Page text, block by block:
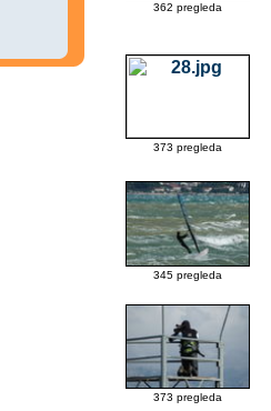
362 pregleda
373 pregleda
345 pregleda
373 pregleda